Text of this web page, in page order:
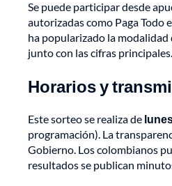
Se puede participar desde
autorizadas como Paga Todo
ha popularizado la modalidad
junto con las cifras principales.
Horarios y
Este sorteo se realiza de
programación). La
Gobierno. Los colombianos
resultados se publican